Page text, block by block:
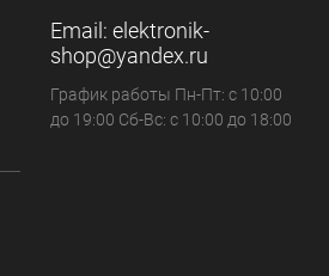
Email: elektronik-
shop@yandex.ru
График работы Пн-Пт: с 10:00
до 19:00 Сб-Вс: с 10:00 до 18:00